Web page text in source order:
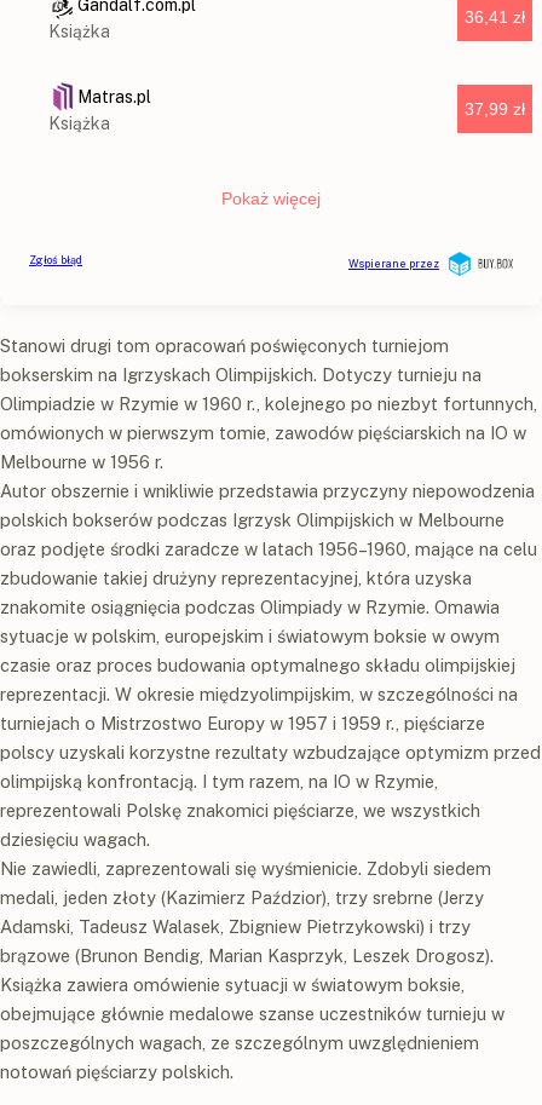
Stanowi drugi tom opracowań poświęconych turniejom
bokserskim na Igrzyskach Olimpijskich. Dotyczy turnieju na
Olimpiadzie w Rzymie w 1960 r., kolejnego po niezbyt fortunnych,
omówionych w pierwszym tomie, zawodów pięściarskich na IO w
Melbourne w 1956 r.
Autor obszernie i wnikliwie przedstawia przyczyny niepowodzenia
polskich bokserów podczas Igrzysk Olimpijskich w Melbourne
oraz podjęte środki zaradcze w latach 1956–1960, mające na celu
zbudowanie takiej drużyny reprezentacyjnej, która uzyska
znakomite osiągnięcia podczas Olimpiady w Rzymie. Omawia
sytuacje w polskim, europejskim i światowym boksie w owym
czasie oraz proces budowania optymalnego składu olimpijskiej
reprezentacji. W okresie międzyolimpijskim, w szczególności na
turniejach o Mistrzostwo Europy w 1957 i 1959 r., pięściarze
polscy uzyskali korzystne rezultaty wzbudzające optymizm przed
olimpijską konfrontacją. I tym razem, na IO w Rzymie,
reprezentowali Polskę znakomici pięściarze, we wszystkich
dziesięciu wagach.
Nie zawiedli, zaprezentowali się wyśmienicie. Zdobyli siedem
medali, jeden złoty (Kazimierz Paździor), trzy srebrne (Jerzy
Adamski, Tadeusz Walasek, Zbigniew Pietrzykowski) i trzy
brązowe (Brunon Bendig, Marian Kasprzyk, Leszek Drogosz).
Książka zawiera omówienie sytuacji w światowym boksie,
obejmujące głównie medalowe szanse uczestników turnieju w
poszczególnych wagach, ze szczególnym uwzględnieniem
notowań pięściarzy polskich.